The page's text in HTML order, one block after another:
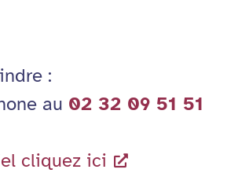
:
au 02 32 09 51 51
cliquez ici